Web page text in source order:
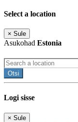
Select a location
× Sule
Asukohad Estonia
Otsi
Logi sisse
× Sule